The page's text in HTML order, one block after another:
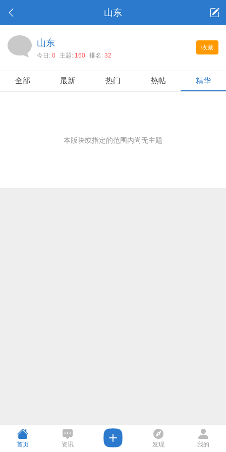
山东
收藏
山东
今日: 0 主题: 160 排名: 32
全部 最新 热门 热帖 精华
本版块或指定的范围内尚无主题
首页 资讯 发现 我的